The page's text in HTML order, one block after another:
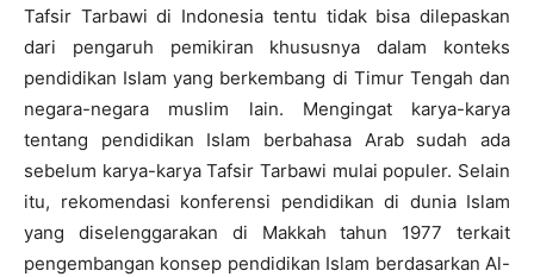
Tafsir Tarbawi di Indonesia tentu tidak bisa dilepaskan
dari pengaruh pemikiran khususnya dalam konteks
pendidikan Islam yang berkembang di Timur Tengah dan
negara-negara muslim lain. Mengingat karya-karya
tentang pendidikan Islam berbahasa Arab sudah ada
sebelum karya-karya Tafsir Tarbawi mulai populer. Selain
itu, rekomendasi konferensi pendidikan di dunia Islam
yang diselenggarakan di Makkah tahun 1977 terkait
pengembangan konsep pendidikan Islam berdasarkan Al-